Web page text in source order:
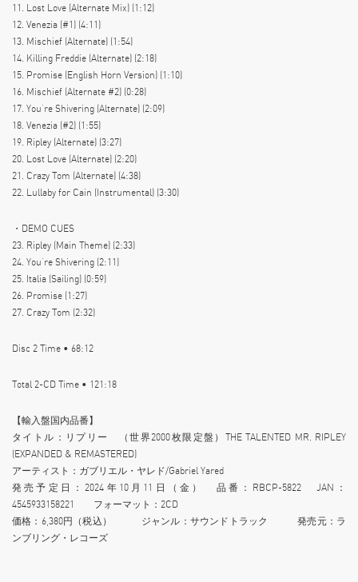
11. Lost Love (Alternate Mix) (1:12)
12. Venezia (#1) (4:11)
13. Mischief (Alternate) (1:54)
14. Killing Freddie (Alternate) (2:18)
15. Promise (English Horn Version) (1:10)
16. Mischief (Alternate #2) (0:28)
17. You’re Shivering (Alternate) (2:09)
18. Venezia (#2) (1:55)
19. Ripley (Alternate) (3:27)
20. Lost Love (Alternate) (2:20)
21. Crazy Tom (Alternate) (4:38)
22. Lullaby for Cain (Instrumental) (3:30)
・DEMO CUES
23. Ripley (Main Theme) (2:33)
24. You’re Shivering (2:11)
25. Italia (Sailing) (0:59)
26. Promise (1:27)
27. Crazy Tom (2:32)
Disc 2 Time • 68:12
Total 2-CD Time • 121:18
【輸入盤国内品番】
タイトル：リプリー （世界2000枚限定盤）THE TALENTED MR. RIPLEY
(EXPANDED & REMASTERED)
アーティスト：ガブリエル・ヤレド/Gabriel Yared
発売予定日：2024年10月11日（金） 品番：RBCP-5822 JAN：
4545933158221 フォーマット：2CD
価格：6,380円（税込） ジャンル：サウンドトラック 発売元：ラ
ンブリング・レコーズ